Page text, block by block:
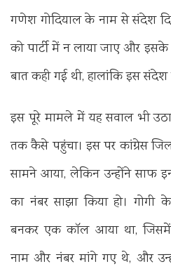
गणेश गोदियाल के नाम से संदेश
को पार्टी में न लाया जाए और
बात कही गई थी, हालांकि इस संदेश
इस पूरे मामले में यह सवाल भी
तक कैसे पहुंचा। इस पर कांग्रेस
सामने आया, लेकिन उन्होंने साफ
का नंबर साझा किया हो। गोगी
बनकर एक कॉल आया था, जिसमें
नाम और नंबर मांगे गए थे, और